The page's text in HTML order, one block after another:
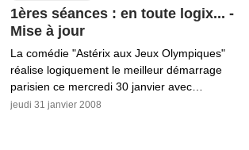
1ères séances : en toute logix... -
Mise à jour
La comédie "Astérix aux Jeux Olympiques"
réalise logiquement le meilleur démarrage
parisien ce mercredi 30 janvier avec…
jeudi 31 janvier 2008